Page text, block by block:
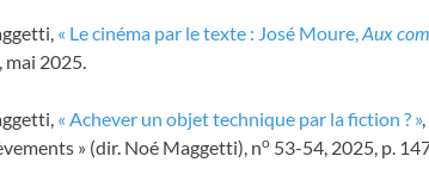
« Le cinéma par le texte : José Moure,Aux
mai 2025.
« Achever un objet technique par la fiction ? »,
» (dir. Noé Maggetti), no 53-54, 2025, p.